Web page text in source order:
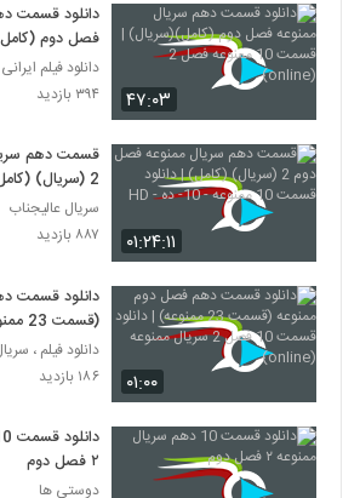
۴۷:۰۳
دانلود قسمت
ممنوعه فصل 2 (online)
دانلود فیلم
۳۹۴ بازدید
۰۱:۲۴:۱۱
قسمت دهم
ممنوعه - 10- ده - HD
سریال عالیجناب
۸۸۷ بازدید
۰۱:۰۰
دانلود قسمت
10 فصل 2 سریال ممنوعه (online)
دانلود فیلم ،
۱۸۶ بازدید
۲ فصل دوم
دوستی ها